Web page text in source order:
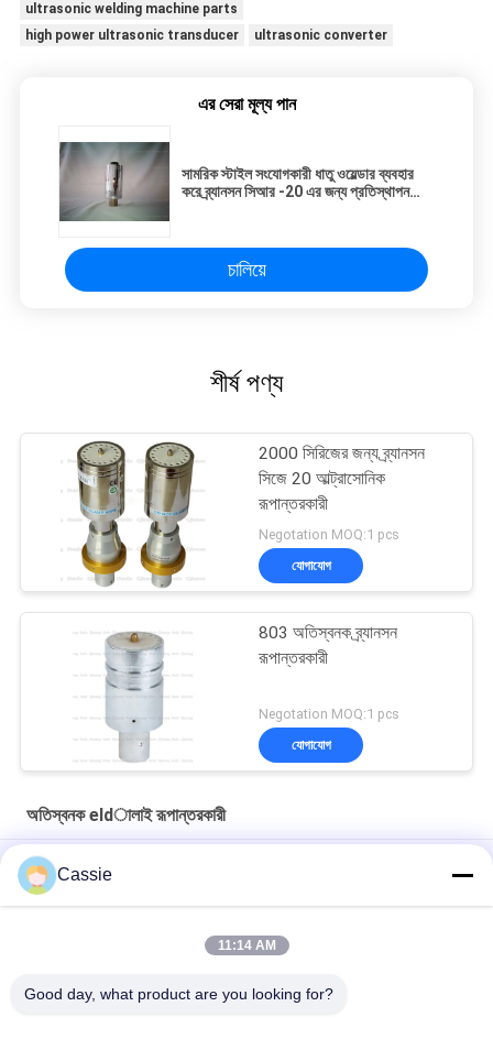
ultrasonic welding machine parts
high power ultrasonic transducer
ultrasonic converter
এর সেরা মূল্য পান
সামরিক স্টাইল সংযোগকারী ধাতু ওয়েল্ডার ব্যবহার
করে ব্র্যানসন সিআর -20 এর জন্য প্রতিস্থাপন
চালিয়ে
শীর্ষ পণ্য
2000 সিরিজের জন্য ব্র্যানসন
সিজে 20 আল্ট্রাসোনিক
রূপান্তরকারী
Negotation MOQ:1 pcs
যোগাযোগ
803 অতিস্বনক ব্র্যানসন
রূপান্তরকারী
Negotation MOQ:1 pcs
যোগাযোগ
অতিস্বনক eldালাই রূপান্তরকারী
ডুকানে স্টাইল সোনার সামনের মাসগুলি সহ কাস্টমাইজড ওএম অ্যালুমিনিয়াম এলোয় 20Khz
ট্রান্সডুসারCassie
11:14 AM
Good day, what product are you looking for?